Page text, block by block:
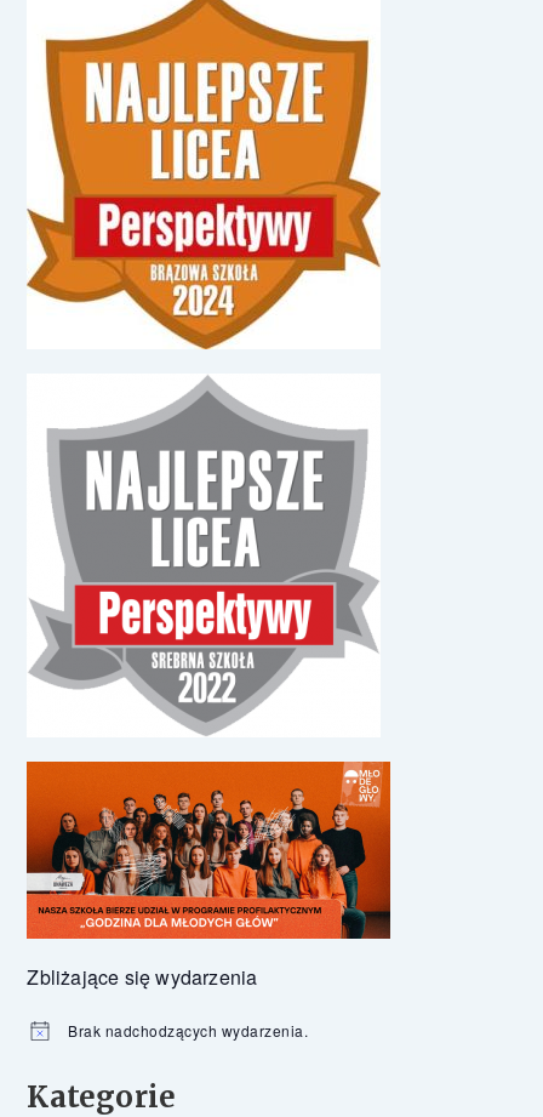
Zbliżające się wydarzenia
Powiadomienie
Brak nadchodzących wydarzenia.
Kategorie